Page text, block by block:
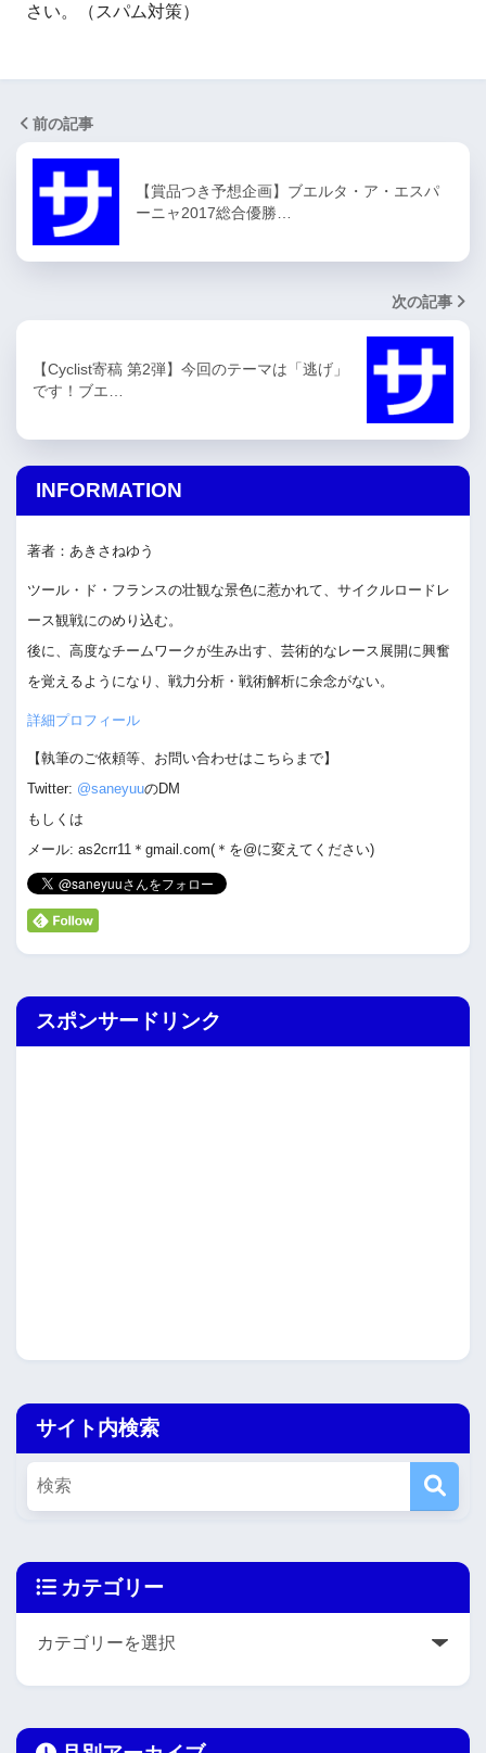
さい。（スパム対策）
前の記事
【賞品つき予想企画】ブエルタ・ア・エスパ
ーニャ2017総合優勝…
次の記事
【Cyclist寄稿 第2弾】今回のテーマは「逃げ」
です！ブエ…
INFORMATION
著者：あきさねゆう
ツール・ド・フランスの壮観な景色に惹かれて、サイクルロードレ
ース観戦にのめり込む。
後に、高度なチームワークが生み出す、芸術的なレース展開に興奮
を覚えるようになり、戦力分析・戦術解析に余念がない。
詳細プロフィール
【執筆のご依頼等、お問い合わせはこちらまで】
Twitter: @saneyuuのDM
もしくは
メール: as2crr11＊gmail.com(＊を@に変えてください)
スポンサードリンク
サイト内検索
カテゴリー